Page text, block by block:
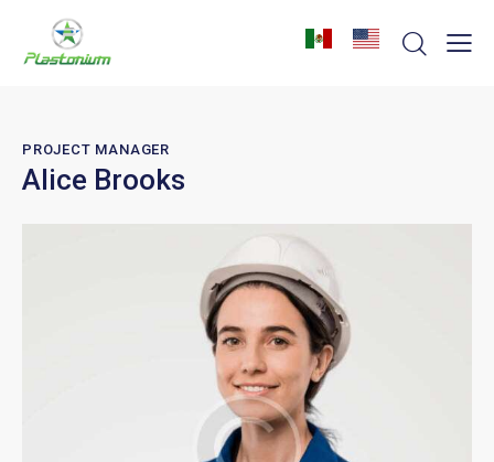
PROJECT MANAGER
Alice Brooks